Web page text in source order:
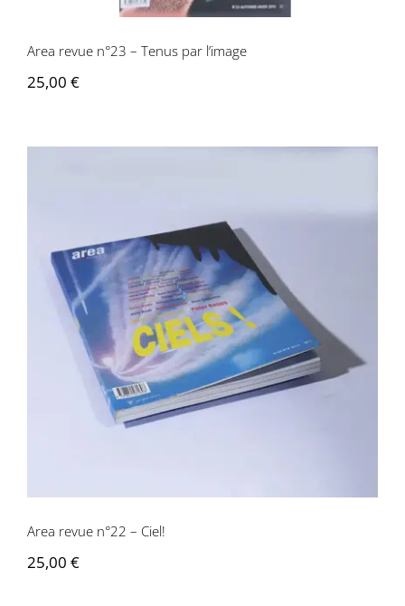
Area revue n°23 – Tenus par l’image
25,00 €
Area revue n°22 – Ciel!
Area revue n°22 – Ciel!
25,00 €